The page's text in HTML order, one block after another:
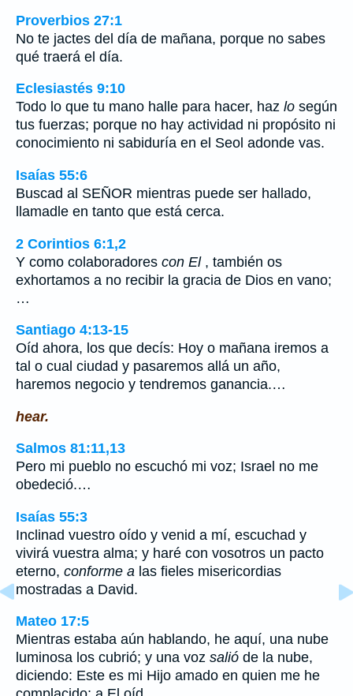
Proverbios 27:1
No te jactes del día de mañana, porque no sabes
qué traerá el día.
Eclesiastés 9:10
Todo lo que tu mano halle para hacer, haz lo según
tus fuerzas; porque no hay actividad ni propósito ni
conocimiento ni sabiduría en el Seol adonde vas.
Isaías 55:6
Buscad al SEÑOR mientras puede ser hallado,
llamadle en tanto que está cerca.
2 Corintios 6:1,2
Y como colaboradores con El, también os
exhortamos a no recibir la gracia de Dios en vano;
…
Santiago 4:13-15
Oíd ahora, los que decís: Hoy o mañana iremos a
tal o cual ciudad y pasaremos allá un año,
haremos negocio y tendremos ganancia.…
hear.
Salmos 81:11,13
Pero mi pueblo no escuchó mi voz; Israel no me
obedeció.…
Isaías 55:3
Inclinad vuestro oído y venid a mí, escuchad y
vivirá vuestra alma; y haré con vosotros un pacto
eterno, conforme a las fieles misericordias
mostradas a David.
Mateo 17:5
Mientras estaba aún hablando, he aquí, una nube
luminosa los cubrió; y una voz salió de la nube,
diciendo: Este es mi Hijo amado en quien me he